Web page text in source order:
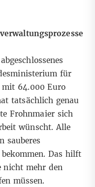
abgeschlossenes
für
mit 64.000 Euro
tatsächlich genau
Frohnmaier sich
wünscht. Alle
sauberes
Das hilft
nicht mehr den
müssen.